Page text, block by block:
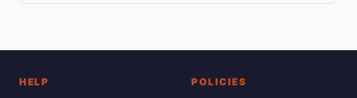
HELP POLICIES